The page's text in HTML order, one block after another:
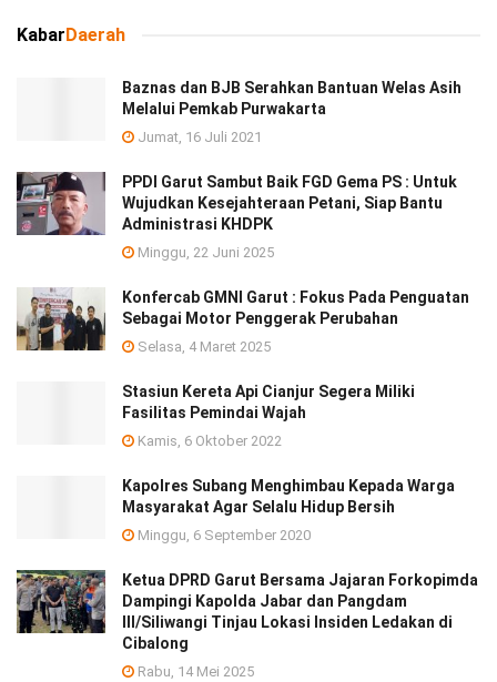
KabarDaerah
Baznas dan BJB Serahkan Bantuan Welas Asih
Melalui Pemkab Purwakarta
Jumat, 16 Juli 2021
PPDI Garut Sambut Baik FGD Gema PS : Untuk
Wujudkan Kesejahteraan Petani, Siap Bantu
Administrasi KHDPK
Minggu, 22 Juni 2025
Konfercab GMNI Garut : Fokus Pada Penguatan
Sebagai Motor Penggerak Perubahan
Selasa, 4 Maret 2025
Stasiun Kereta Api Cianjur Segera Miliki
Fasilitas Pemindai Wajah
Kamis, 6 Oktober 2022
Kapolres Subang Menghimbau Kepada Warga
Masyarakat Agar Selalu Hidup Bersih
Minggu, 6 September 2020
Ketua DPRD Garut Bersama Jajaran Forkopimda
Dampingi Kapolda Jabar dan Pangdam
III/Siliwangi Tinjau Lokasi Insiden Ledakan di
Cibalong
Rabu, 14 Mei 2025